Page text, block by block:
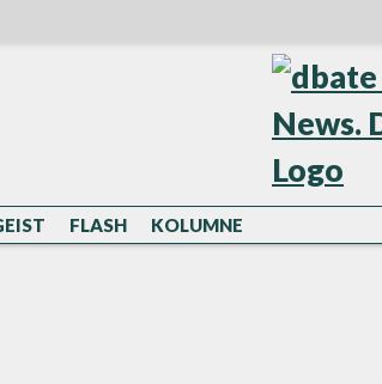
FLASH KOLUMNE